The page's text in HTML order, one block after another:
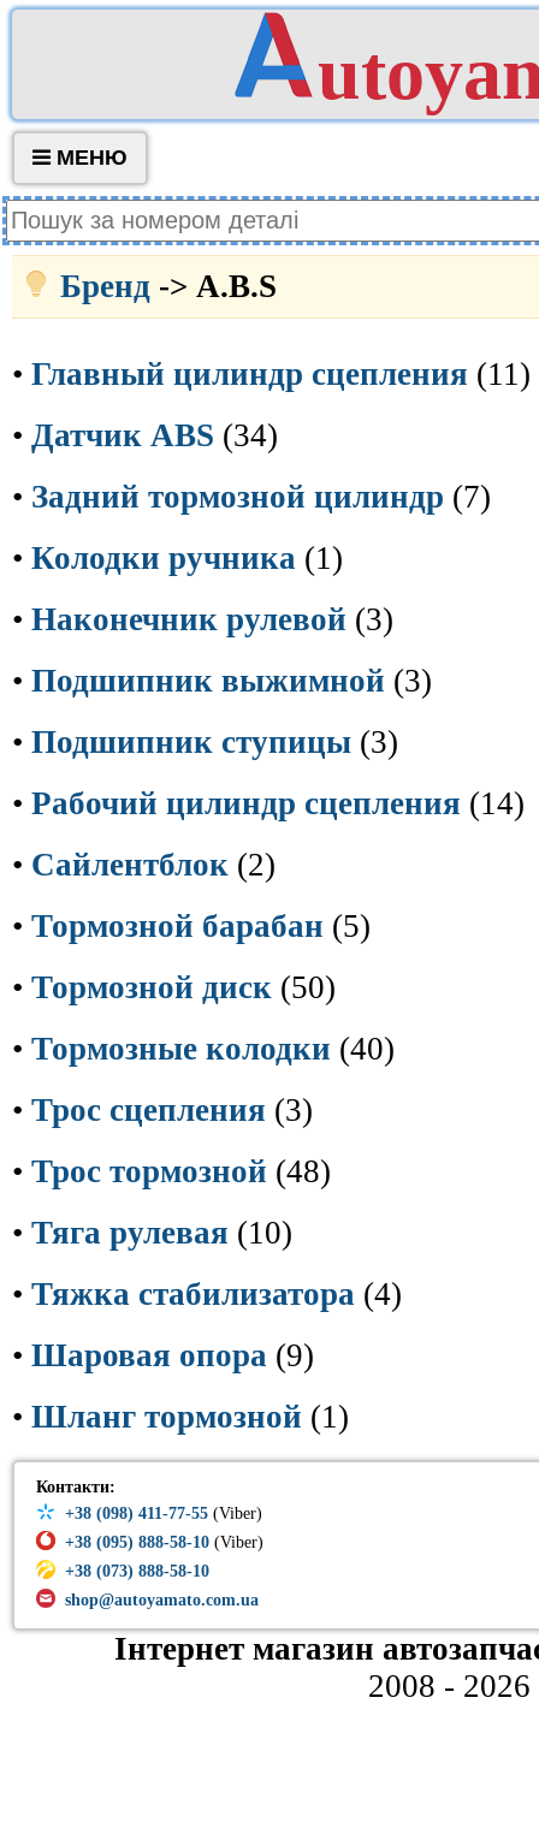
МЕНЮ
Бренд -> A.B.S
• Главный цилиндр сцепления (11)
• Датчик ABS (34)
• Задний тормозной цилиндр (7)
• Колодки ручника (1)
• Наконечник рулевой (3)
• Подшипник выжимной (3)
• Подшипник ступицы (3)
• Рабочий цилиндр сцепления (14)
• Сайлентблок (2)
• Тормозной барабан (5)
• Тормозной диск (50)
• Тормозные колодки (40)
• Трос сцепления (3)
• Трос тормозной (48)
• Тяга рулевая (10)
• Тяжка стабилизатора (4)
• Шаровая опора (9)
• Шланг тормозной (1)
Контакти:
+38 (098) 411-77-55 (Viber)
+38 (095) 888-58-10 (Viber)
+38 (073) 888-58-10
shop@autoyamato.com.ua
Інтернет магазин
2008 - 2026